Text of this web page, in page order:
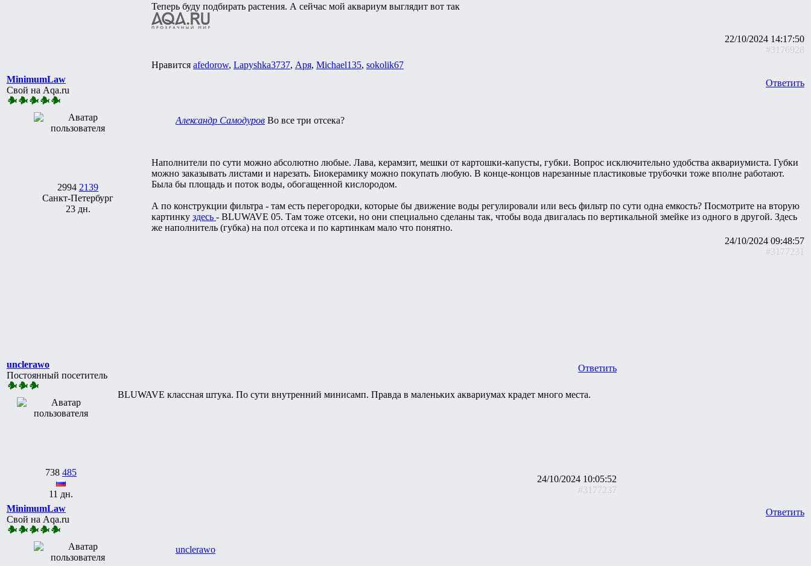
Теперь буду подбирать растения. А сейчас мой аквариум выглядит вот так
22/10/2024 14:17:50
#3176928
Нравится afedorow, Lapyshka3737, Аря, Michael135, sokolik67
MinimumLaw
Свой на Aqa.ru
2994 2139
Санкт-Петербург
23 дн.
Ответить
Александр Самодуров Во все три отсека?
Наполнители по сути можно абсолютно любые. Лава, керамзит, мешки от картошки-капусты, губки. Вопрос исключительно удобства аквариумиста. Губки
можно заказывать листами и нарезать. Биокерамику можно покупать любую. В конце-концов нарезанные пластиковые трубочки тоже вполне работают.
Была бы площадь и поток воды, обогащенной кислородом.
А по конструкции фильтра - там есть перегородки, которые бы движение воды регулировали или весь фильтр по сути одна емкость? Посмотрите на вторую
картинку здесь - BLUWAVE 05. Там тоже отсеки, но они специально сделаны так, чтобы вода двигалась по вертикальной змейке из одного в другой. Здесь
же наполнитель (губка) на пол отсека и по картинкам мало что понятно.
24/10/2024 09:48:57
#3177231
unclerawo
Постоянный посетитель
738 485
11 дн.
Ответить
BLUWAVE классная штука. По сути внутренний минисамп. Правда в маленьких аквариумах крадет много места.
24/10/2024 10:05:52
#3177237
MinimumLaw
Свой на Aqa.ru
Ответить
unclerawo